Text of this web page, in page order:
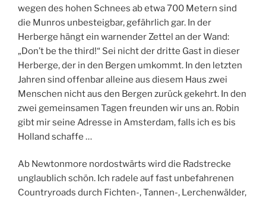
wegen des hohen Schnees ab etwa 700 Metern sind
die Munros unbesteigbar, gefährlich gar. In der
Herberge hängt ein warnender Zettel an der Wand:
„Don’t be the third!“ Sei nicht der dritte Gast in dieser
Herberge, der in den Bergen umkommt. In den letzten
Jahren sind offenbar alleine aus diesem Haus zwei
Menschen nicht aus den Bergen zurück gekehrt. In den
zwei gemeinsamen Tagen freunden wir uns an. Robin
gibt mir seine Adresse in Amsterdam, falls ich es bis
Holland schaffe …
Ab Newtonmore nordostwärts wird die Radstrecke
unglaublich schön. Ich radele auf fast unbefahrenen
Countryroads durch Fichten-, Tannen-, Lerchenwälder,